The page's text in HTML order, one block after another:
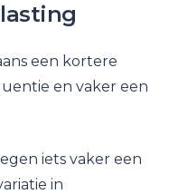
een kortere
en vaker een
iets vaker een
in